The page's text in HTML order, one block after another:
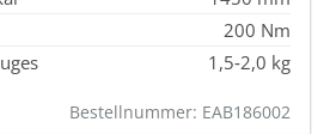
200 Nm
1,5‑2,0 kg
Bestellnummer: EAB186002